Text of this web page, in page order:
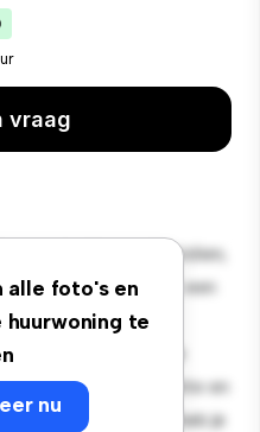
vraag
alle foto's en
huurwoning te
nu
in Rue du Méridien,
kamer biedt een
Deze kamer is
voor je
bed, een werkruimte en
de gunstige ligging heb je